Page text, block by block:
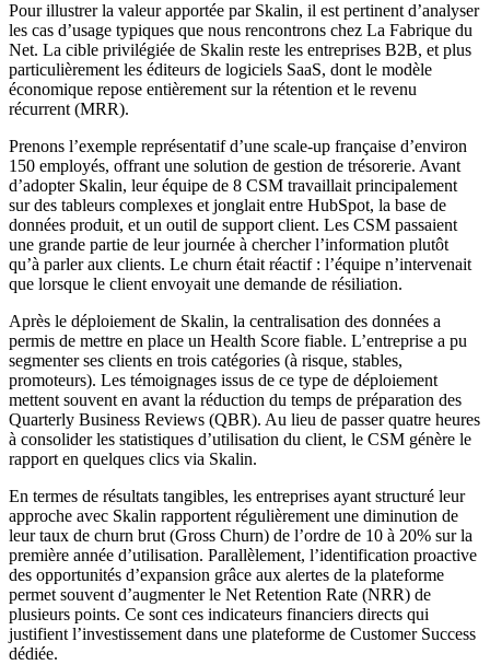
Pour illustrer la valeur apportée par Skalin, il est pertinent d’analyser
les cas d’usage typiques que nous rencontrons chez La Fabrique du
Net. La cible privilégiée de Skalin reste les entreprises B2B, et plus
particulièrement les éditeurs de logiciels SaaS, dont le modèle
économique repose entièrement sur la rétention et le revenu
récurrent (MRR).
Prenons l’exemple représentatif d’une scale-up française d’environ
150 employés, offrant une solution de gestion de trésorerie. Avant
d’adopter Skalin, leur équipe de 8 CSM travaillait principalement
sur des tableurs complexes et jonglait entre HubSpot, la base de
données produit, et un outil de support client. Les CSM passaient
une grande partie de leur journée à chercher l’information plutôt
qu’à parler aux clients. Le churn était réactif : l’équipe n’intervenait
que lorsque le client envoyait une demande de résiliation.
Après le déploiement de Skalin, la centralisation des données a
permis de mettre en place un Health Score fiable. L’entreprise a pu
segmenter ses clients en trois catégories (à risque, stables,
promoteurs). Les témoignages issus de ce type de déploiement
mettent souvent en avant la réduction du temps de préparation des
Quarterly Business Reviews (QBR). Au lieu de passer quatre heures
à consolider les statistiques d’utilisation du client, le CSM génère le
rapport en quelques clics via Skalin.
En termes de résultats tangibles, les entreprises ayant structuré leur
approche avec Skalin rapportent régulièrement une diminution de
leur taux de churn brut (Gross Churn) de l’ordre de 10 à 20% sur la
première année d’utilisation. Parallèlement, l’identification proactive
des opportunités d’expansion grâce aux alertes de la plateforme
permet souvent d’augmenter le Net Retention Rate (NRR) de
plusieurs points. Ce sont ces indicateurs financiers directs qui
justifient l’investissement dans une plateforme de Customer Success
dédiée.